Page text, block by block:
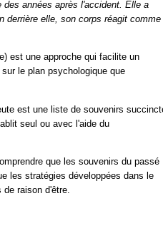
années après l'accident. Elle a
derrière elle, son corps réagit comme
est une approche qui facilite un
le plan psychologique que
est une liste de souvenirs
seul ou avec l'aide du
que les souvenirs du passé
les stratégies développées dans le
raison d'être.